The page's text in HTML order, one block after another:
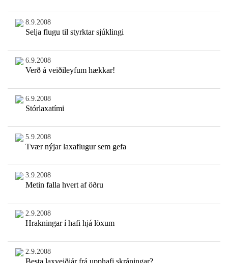
8.9.2008
Selja flugu til styrktar sjúklingi
6.9.2008
Verð á veiðileyfum hækkar!
6.9.2008
Stórlaxatími
5.9.2008
Tvær nýjar laxaflugur sem gefa
3.9.2008
Metin falla hvert af öðru
2.9.2008
Hrakningar í hafi hjá löxum
2.9.2008